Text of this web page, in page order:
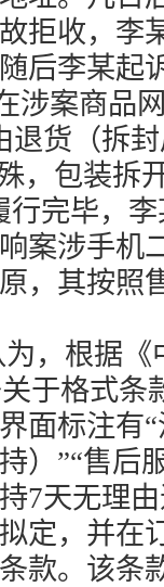
拒收，李
后李某起
涉案商品
货（拆
，包装拆
行完毕，
案涉手机
，其按照
为，根据
于格式
面标注有
）”“售后
7天无理
定，并在
款。该条